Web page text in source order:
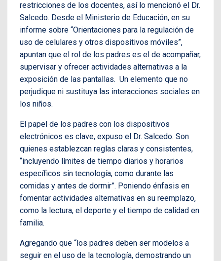
restricciones de los docentes, así lo mencionó el Dr.
Salcedo. Desde el Ministerio de Educación, en su
informe sobre “Orientaciones para la regulación de
uso de celulares y otros dispositivos móviles”,
apuntan que el rol de los padres es el de acompañar,
supervisar y ofrecer actividades alternativas a la
exposición de las pantallas. Un elemento que no
perjudique ni sustituya las interacciones sociales en
los niños.
El papel de los padres con los dispositivos
electrónicos es clave, expuso el Dr. Salcedo. Son
quienes establezcan reglas claras y consistentes,
“incluyendo límites de tiempo diarios y horarios
específicos sin tecnología, como durante las
comidas y antes de dormir”. Poniendo énfasis en
fomentar actividades alternativas en su reemplazo,
como la lectura, el deporte y el tiempo de calidad en
familia.
Agregando que “los padres deben ser modelos a
seguir en el uso de la tecnología, demostrando un